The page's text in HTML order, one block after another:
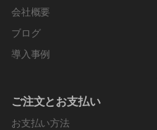
会社概要
ブログ
導入事例
ご注文とお支払い
お支払い方法